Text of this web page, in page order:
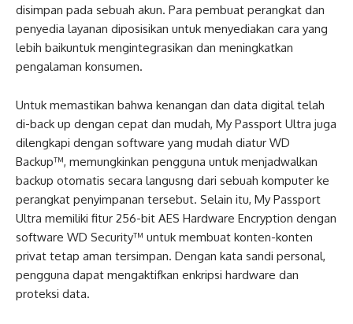
disimpan pada sebuah akun. Para pembuat perangkat dan
penyedia layanan diposisikan untuk menyediakan cara yang
lebih baikuntuk mengintegrasikan dan meningkatkan
pengalaman konsumen.
Untuk memastikan bahwa kenangan dan data digital telah
di-back up dengan cepat dan mudah, My Passport Ultra juga
dilengkapi dengan software yang mudah diatur WD
Backup™, memungkinkan pengguna untuk menjadwalkan
backup otomatis secara langusng dari sebuah komputer ke
perangkat penyimpanan tersebut. Selain itu, My Passport
Ultra memiliki fitur 256-bit AES Hardware Encryption dengan
software WD Security™ untuk membuat konten-konten
privat tetap aman tersimpan. Dengan kata sandi personal,
pengguna dapat mengaktifkan enkripsi hardware dan
proteksi data.